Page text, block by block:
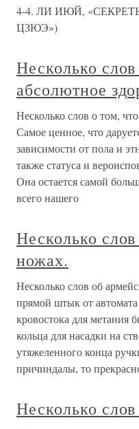
4-4. ЛИ ИЮЙ,
ЦЗЮЭ»)
Несколько
абсолютное
Несколько слов о том,
Самое ценное, что
зависимости от пола и
также статуса и
Она остается самой
всего нашего
Несколько
ножах.
Несколько слов об
прямой штык от
кровостока для метания
кольца для насадки на
утяжеленного конца
причиндалы, то
Несколько